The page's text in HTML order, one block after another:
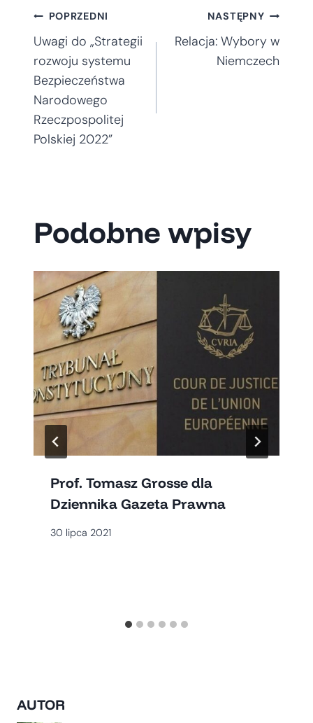
Nawigacja
wpisu
POPRZEDNI
Uwagi do „Strategii
rozwoju systemu
Bezpieczeństwa
Narodowego
Rzeczpospolitej
Polskiej 2022”
NASTĘPNY
Relacja: Wybory w
Niemczech
Podobne wpisy
Prof. Tomasz Grosse dla
Dziennika Gazeta Prawna
30 lipca 2021
AUTOR